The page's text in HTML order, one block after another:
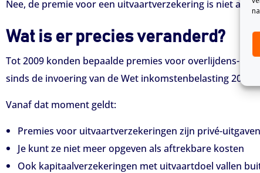
Nee, de premie voor een uitvaartverzekering is niet
Wat is er precies veranderd?
Tot 2009 konden bepaalde premies voor overlijdens-
sinds de invoering van de Wet inkomstenbelasting 2001
Vanaf dat moment geldt:
Premies voor uitvaartverzekeringen zijn privé-uitgaven
Je kunt ze niet meer opgeven als aftrekbare kosten
Ook kapitaalverzekeringen met uitvaartdoel vallen